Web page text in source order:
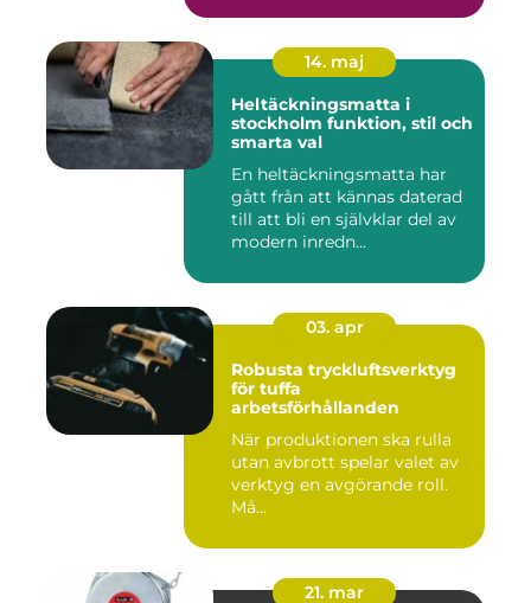
14. maj
Heltäckningsmatta i
stockholm funktion, stil och
smarta val
En heltäckningsmatta har
gått från att kännas daterad
till att bli en självklar del av
modern inredn...
03. apr
Robusta tryckluftsverktyg
för tuffa
arbetsförhållanden
När produktionen ska rulla
utan avbrott spelar valet av
verktyg en avgörande roll.
Må...
21. mar